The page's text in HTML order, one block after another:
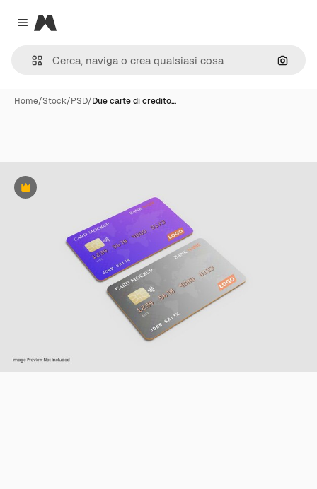
Close menu
Magnific
Cerca
Home/Stock/PSD/Due carte di credito…
Premium